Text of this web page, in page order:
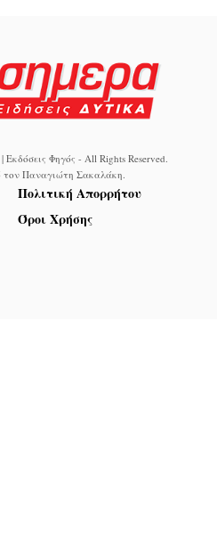
Φηγός - All Rights Reserved.
τον Παναγιώτη Σακαλάκη
Πολιτική Απορρήτου
Όροι Χρήσης